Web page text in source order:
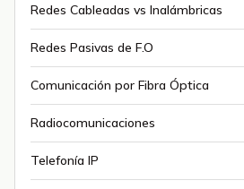
Redes Cableadas vs Inalámbricas
Redes Pasivas de F.O
Comunicación por Fibra Óptica
Radiocomunicaciones
Telefonía IP